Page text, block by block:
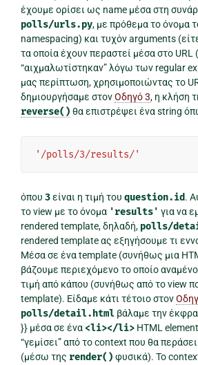
έχουμε ορίσει ως name μέσα στη
polls/urls.py, με πρόθεμα το όνομα
namespacing) και τυχόν arguments
τα οποία έχουν περαστεί μέσα στο URL
“αιχμαλωτίστηκαν” λόγω των regular
μας περίπτωση, χρησιμοποιώντας το
δημιουργήσαμε στονΟδηγό 3, η κλήση
reverse() θα επιστρέψει ένα string
'/polls/3/results/'
όπου 3είναι η τιμή του question.id.
το view με το όνομα 'results' για να
rendered template, δηλαδή, polls/
rendered template ας εξηγήσουμε τι
Μέσα σε ένα template (συνήθως μια
βάζουμε περιεχόμενο το οποίο
τιμή από κάπου (συνήθως από το view
template). Είδαμε κάτι τέτοιο στον
polls/detail.html βάλαμε την
}} μέσα σε ένα <li></li> HTML
“γεμίσει” από το context που θα
(μέσω της render() φυσικά). Το